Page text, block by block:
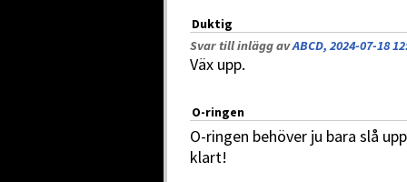
Duktig
Svar till inlägg avABCD, 2024-07-18
Väx upp.
O-ringen
O-ringen behöver ju bara slå
klart!